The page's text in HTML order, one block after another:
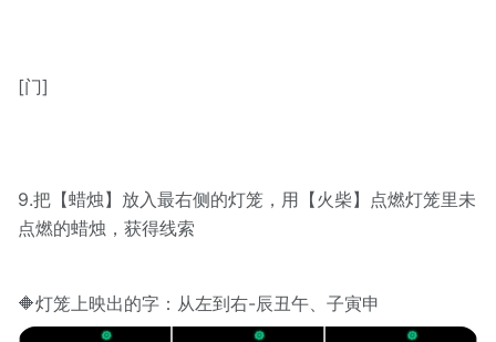
[门]
9.把【蜡烛】放入最右侧的灯笼，用【火柴】点燃灯笼里未
点燃的蜡烛，获得线索
🔶灯笼上映出的字：从左到右-辰丑午、子寅申